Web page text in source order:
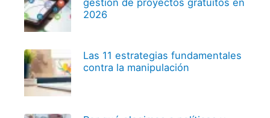
gestión de proyectos gratuitos en
2026
Las 11 estrategias fundamentales
contra la manipulación